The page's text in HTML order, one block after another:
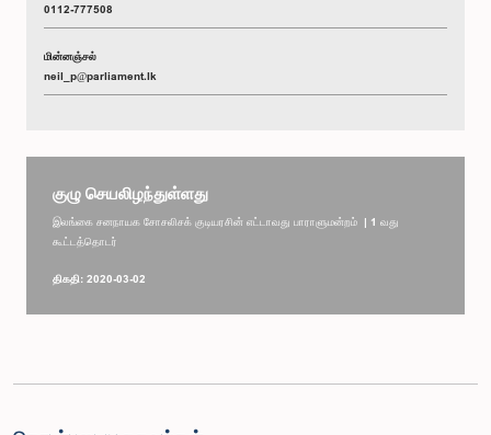
0112-777508
மின்னஞ்சல்
neil_p@parliament.lk
குழு செயலிழந்துள்ளது
இலங்கை சனநாயக சோசலிசக் குடியரசின் எட்டாவது பாராளுமன்றம் | 1 வது
கூட்டத்தொடர்
திகதி: 2020-03-02